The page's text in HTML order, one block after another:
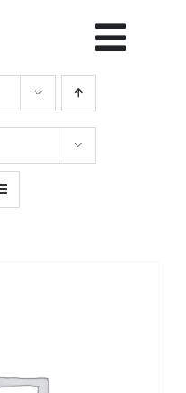
Svetovanje
Rešitve in orodja
Raziskave